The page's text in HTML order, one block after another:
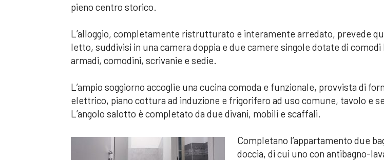
pieno centro storico.
L’alloggio, completamente ristrutturato e interamente arredato, prevede
letto, suddivisi in una camera doppia e due camere singole dotate di
armadi, comodini, scrivanie e sedie.
L’ampio soggiorno accoglie una cucina comoda e funzionale, provvista di
elettrico, piano cottura ad induzione e frigorifero ad uso comune, tavolo e
L’angolo salotto è completato da due divani, mobili e scaffali.
Completano l’appartamento due
doccia, di cui uno con antibagno-